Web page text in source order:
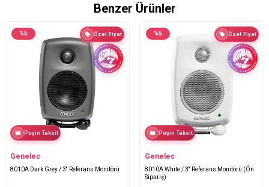
Benzer Ürünler
%5 Özel Fiyat
Peşin Taksit
Genelec
8010A Dark Grey / 3'' Referans Monitörü
%5 Özel Fiyat
Peşin Taksit
Genelec
8010A White / 3'' Referans Monitörü (Ön
Sipariş)